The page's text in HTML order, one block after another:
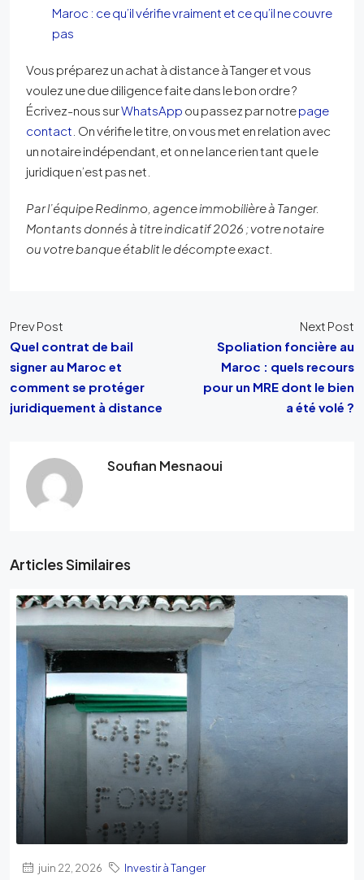
Maroc : ce qu’il vérifie vraiment et ce qu’il ne couvre
pas
Vous préparez un achat à distance à Tanger et vous
voulez une due diligence faite dans le bon ordre ?
Écrivez-nous surWhatsApp ou passez par notrepage
contact . On vérifie le titre, on vous met en relation avec
un notaire indépendant, et on ne lance rien tant que le
juridique n’est pas net.
Par l’équipe Redinmo, agence immobilière à Tanger.
Montants donnés à titre indicatif 2026 ; votre notaire
ou votre banque établit le décompte exact.
Prev Post
Quel contrat de bail
signer au Maroc et
comment se protéger
juridiquement à distance
Next Post
Spoliation foncière au
Maroc : quels recours
pour un MRE dont le bien
a été volé ?
Soufian Mesnaoui
Articles Similaires
juin 22, 2026 Investir à Tanger